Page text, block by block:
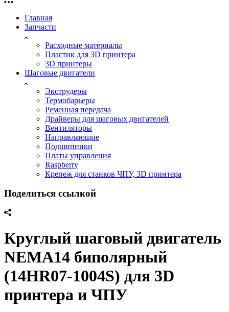
Главная
Запчасти
Расходные материалы
Пластик для 3D принтера
3D принтеры
Шаговые двигатели
Экструдеры
Термобарьеры
Ременная передача
Драйверы для шаговых двигателей
Вентиляторы
Направляющие
Подшипники
Платы управления
Raspberry
Крепеж для станков ЧПУ, 3D принтера
Поделиться ссылкой
Круглый шаговый двигатель
NEMA14 биполярный
(14HR07-1004S) для 3D
принтера и ЧПУ